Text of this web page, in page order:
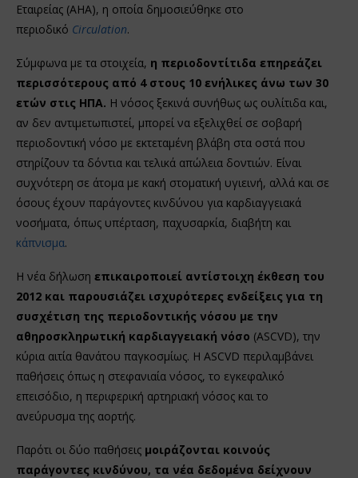
Εταιρείας (AHA), η οποία δημοσιεύθηκε στο
περιοδικό Circulation.
Σύμφωνα με τα στοιχεία, η περιοδοντίτιδα επηρεάζει
περισσότερους από 4 στους 10 ενήλικες άνω των 30
ετών στις ΗΠΑ. Η νόσος ξεκινά συνήθως ως ουλίτιδα και,
αν δεν αντιμετωπιστεί, μπορεί να εξελιχθεί σε σοβαρή
περιοδοντική νόσο με εκτεταμένη βλάβη στα οστά που
στηρίζουν τα δόντια και τελικά απώλεια δοντιών. Είναι
συχνότερη σε άτομα με κακή στοματική υγιεινή, αλλά και σε
όσους έχουν παράγοντες κινδύνου για καρδιαγγειακά
νοσήματα, όπως υπέρταση, παχυσαρκία, διαβήτη και
κάπνισμα.
Η νέα δήλωση επικαιροποιεί αντίστοιχη έκθεση του
2012 και παρουσιάζει ισχυρότερες ενδείξεις για τη
συσχέτιση της περιοδοντικής νόσου με την
αθηροσκληρωτική καρδιαγγειακή νόσο (ASCVD), την
κύρια αιτία θανάτου παγκοσμίως. Η ASCVD περιλαμβάνει
παθήσεις όπως η στεφανιαία νόσος, το εγκεφαλικό
επεισόδιο, η περιφερική αρτηριακή νόσος και το
ανεύρυσμα της αορτής.
Παρότι οι δύο παθήσεις μοιράζονται κοινούς
παράγοντες κινδύνου, τα νέα δεδομένα δείχνουν